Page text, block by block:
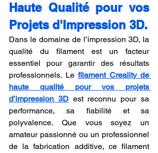
Haute Qualité pour vos
Projets d'Impression 3D.
Dans le domaine de l’impression 3D, la
qualité du filament est un facteur
essentiel pour garantir des résultats
professionnels. Le filament Creality de
haute qualité pour vos projets
d’impression 3D est reconnu pour sa
performance, sa fiabilité et sa
polyvalence. Que vous soyez un
amateur passionné ou un professionnel
de la fabrication additive, ce filament